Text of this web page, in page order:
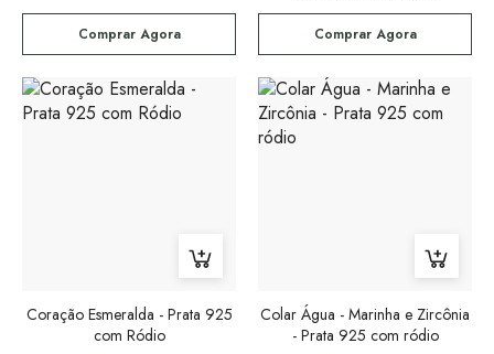
Comprar Agora Comprar Agora
Coração Esmeralda - Prata 925
com Ródio
Colar Água - Marinha e Zircônia
- Prata 925 com ródio